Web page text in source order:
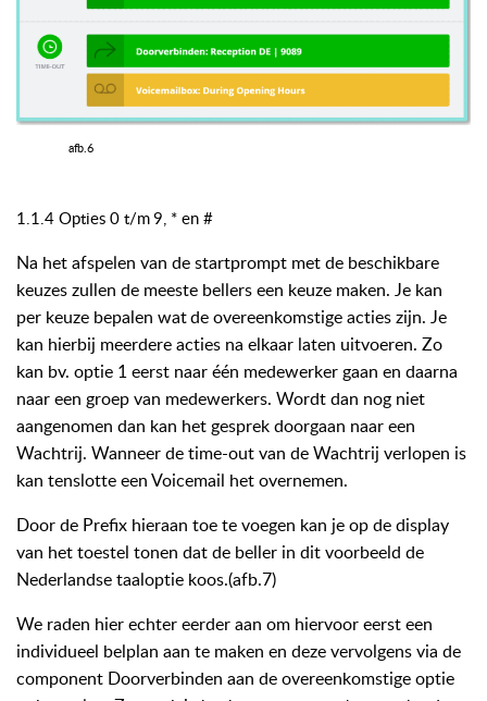
afb.6
1.1.4 Opties 0 t/m9, * en #
Na het afspelen van de startprompt met de beschikbare
keuzes zullen de meeste bellers een keuze maken. Je kan
per keuze bepalen watdeovereenkomstige actieszijn. Je
kan hierbij meerdereacties na elkaar laten uitvoeren. Zo
kan bv. optie 1 eerst naar één medewerker gaan en daarna
naar een groep van medewerkers. Wordt dan nog niet
aangenomen dan kan het gesprek doorgaan naar een
Wachtrij. Wanneer de time-out van de Wachtrij verlopen is
kan tenslotte een Voicemail het overnemen.
Door de Prefix hieraan toe te voegen kan je op de display
van het toestel tonen dat de beller in dit voorbeeld de
Nederlandse taaloptie koos.(afb.7)
We raden hier echter eerder aan om hiervoor eerst een
individueel belplan aan te maken en deze vervolgens via de
component Doorverbinden aan de overeenkomstige optie